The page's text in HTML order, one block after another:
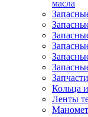
масла
Кольца
Ленты